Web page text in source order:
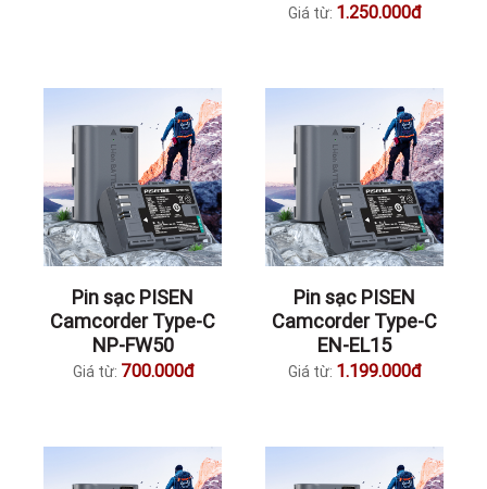
Giá từ: 1.250.000đ
Pin sạc PISEN
Camcorder Type-C
NP-FW50
Giá từ: 700.000đ
Pin sạc PISEN
Camcorder Type-C
EN-EL15
Giá từ: 1.199.000đ